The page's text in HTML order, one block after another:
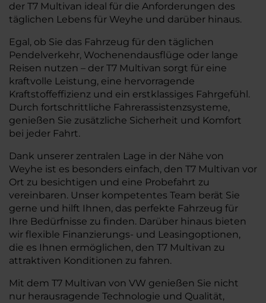
der T7 Multivan ideal für die Anforderungen des
täglichen Lebens für Weyhe und darüber hinaus.
Egal, ob Sie das Fahrzeug für den täglichen
Pendelverkehr, Wochenendausflüge oder lange
Reisen nutzen – der T7 Multivan sorgt für eine
kraftvolle Leistung, eine hervorragende
Kraftstoffeffizienz und ein erstklassiges Fahrgefühl.
Durch fortschrittliche Fahrerassistenzsysteme,
genießen Sie zusätzliche Sicherheit und Komfort
bei jeder Fahrt.
Dank unserer zentralen Lage in der Nähe von
Weyhe ist es besonders einfach, den T7 Multivan vor
Ort zu besichtigen und eine Probefahrt zu
vereinbaren. Unser kompetentes Team berät Sie
gerne und hilft Ihnen, das perfekte Fahrzeug für
Ihre Bedürfnisse zu finden. Darüber hinaus bieten
wir flexible Finanzierungs- und Leasingoptionen,
die es Ihnen ermöglichen, den T7 Multivan zu
attraktiven Konditionen zu fahren.
Mit dem T7 Multivan von VW genießen Sie nicht
nur herausragende Technologie und Qualität,